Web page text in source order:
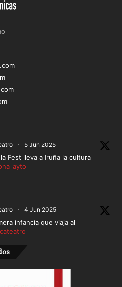
· 5 Jun 2025
Fest lleva a Iruña la cultura
· 4 Jun 2025
infancia que viaja al
más